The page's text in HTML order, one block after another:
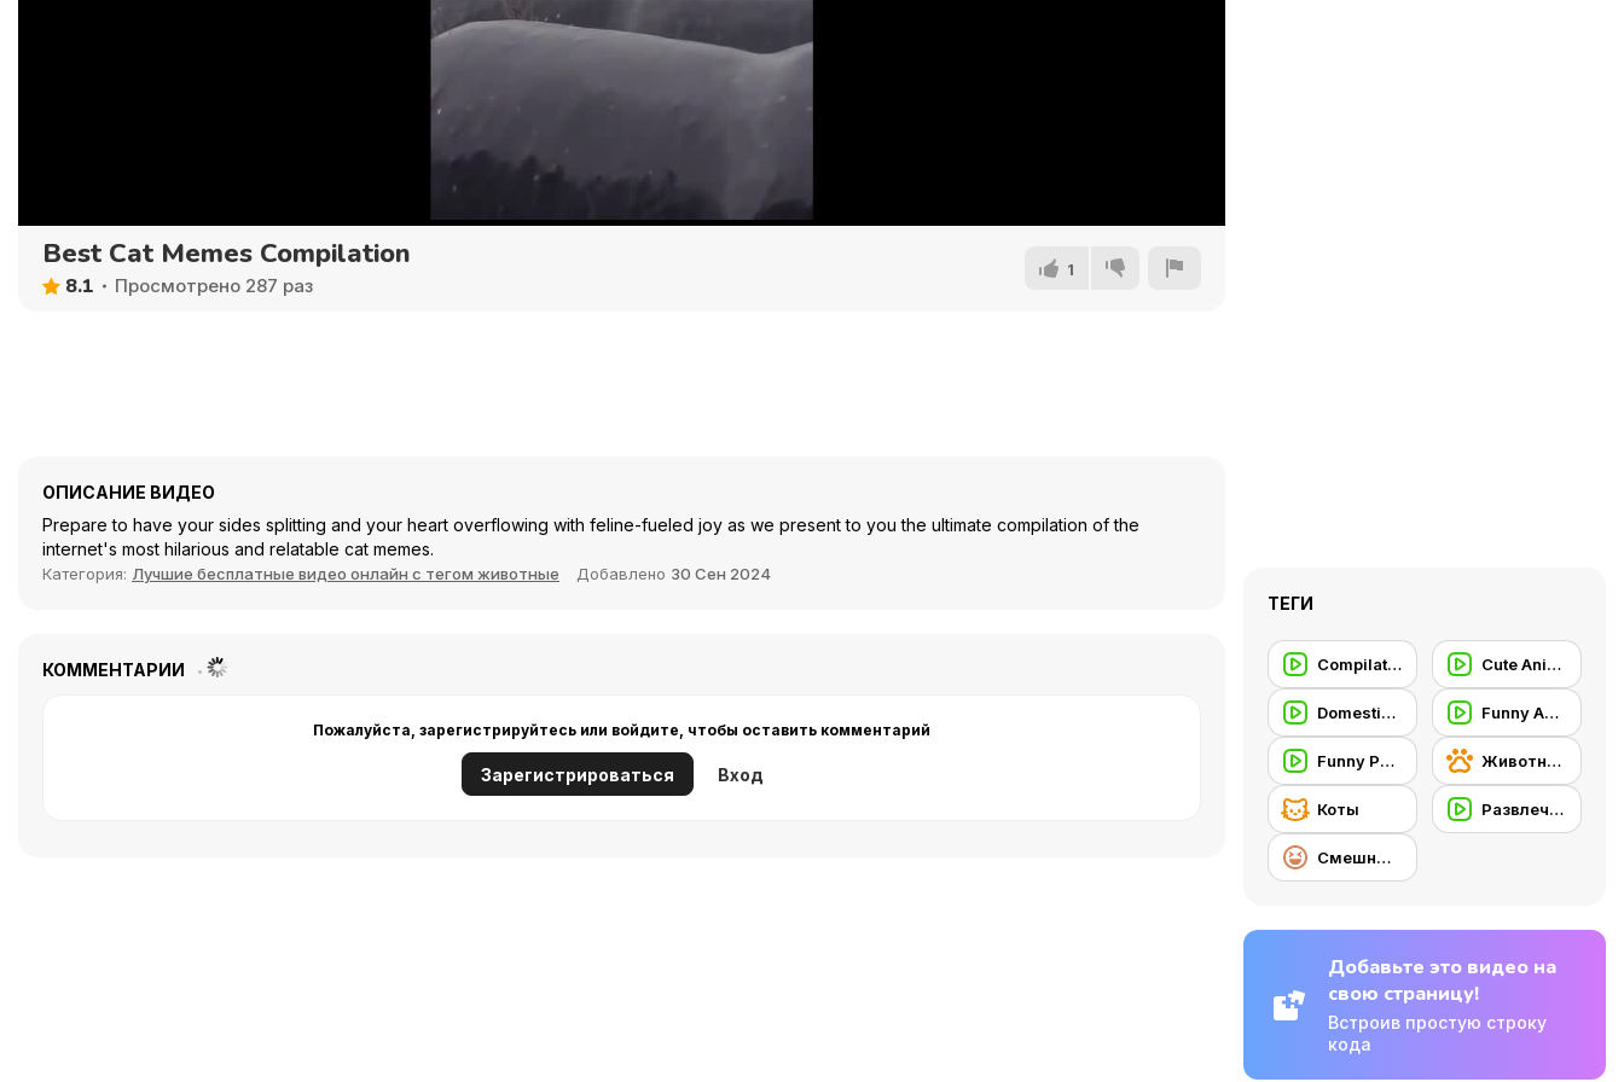
Best Cat Memes Compilation
8.1 Просмотрено 287 раз
1
ОПИСАНИЕ ВИДЕО
Prepare to have your sides splitting and your heart overflowing with feline-fueled joy as we present to you the ultimate compilation of the
internet's most hilarious and relatable cat memes.
Категория: Лучшие бесплатные видео онлайн с тегом животные Добавлено 30 Сен 2024
КОММЕНТАРИИ
Пожалуйста, зарегистрируйтесь или войдите, чтобы оставить комментарий
Зарегистрироваться Вход
ТЕГИ
Compilation Cute Animal
Domestic Animal Funny Animal
Funny People Животные
Коты Развлечение
Смешные игры
Добавьте это видео на
свою страницу!
Встроив простую строку
кода